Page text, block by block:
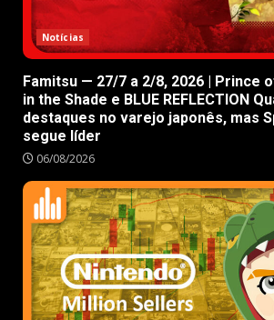
Notícias
Famitsu — 27/7 a 2/8, 2026 | Prince
in the Shade e BLUE REFLECTION
destaques no varejo japonês, mas
segue líder
06/08/2026